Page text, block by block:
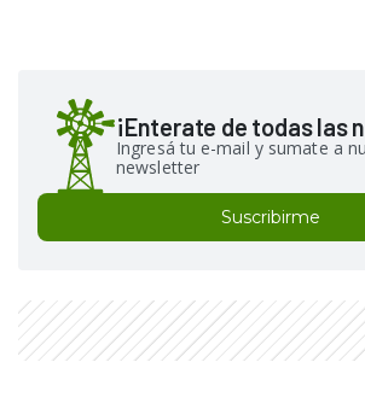
¡Enterate de todas las
Ingresá tu e-mail y sumate a
newsletter
Suscribirme